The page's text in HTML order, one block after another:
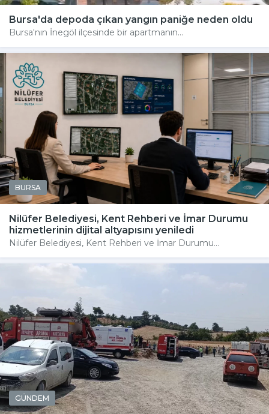
Bursa'da depoda çıkan yangın paniğe neden oldu
Bursa'nın İnegöl ilçesinde bir apartmanın...
BURSA
Nilüfer Belediyesi, Kent Rehberi ve İmar Durumu
hizmetlerinin dijital altyapısını yeniledi
Nilüfer Belediyesi, Kent Rehberi ve İmar Durumu...
GÜNDEM